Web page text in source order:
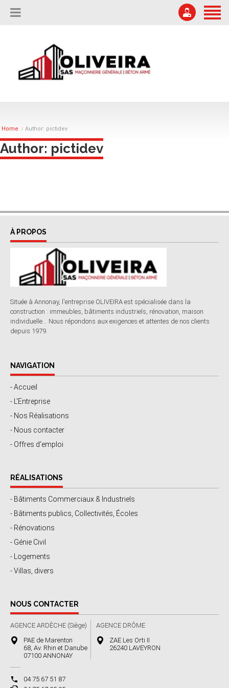
L’ENTREPRISE
Offres d'emploi
04 75 67 51 87
Home Author: pictidev
Author: pictidev
À PROPOS
Située à Annonay, l'entreprise OLIVEIRA est spécialisée dans la
construction : immeubles, bâtiments industriels, rénovation, maison
individuelle... Nous répondons aux exigences et attentes de nos clients
depuis 1979.
NAVIGATION
- Accueil
- L'Entreprise
- Nos Réalisations
- Nous contacter
- Offres d'emploi
RÉALISATIONS
- Bâtiments Commerciaux & Industriels
- Bâtiments publics, Collectivités, Écoles
- Rénovations
- Génie Civil
- Logements
- Villas, divers
NOUS CONTACTER
AGENCE ARDÈCHE (Siège)
PAE de Marenton
68, Av. Rhin et Danube
07100 ANNONAY
04 75 67 51 87
AGENCE DRÔME
ZAE Les Orti II
26240 LAVEYRON